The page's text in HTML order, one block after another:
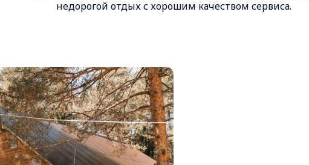
недорогой отдых с хорошим качеством сервиса.